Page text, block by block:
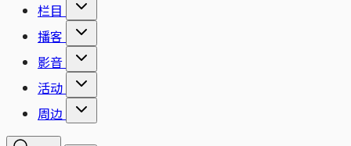
栏目
播客
影音
活动
周边